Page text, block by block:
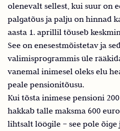
olenevalt sellest, kui suur on
palgatõus ja palju on hinnad
aasta 1. aprillil tõuseb
See on enesestmõistetav ja
valimisprogrammis üle
vanemal inimesel oleks elu
peale pensionitõusu.
Kui tõsta inimese pensioni
hakkab talle maksma 600
lihtsalt löögile – see pole õige